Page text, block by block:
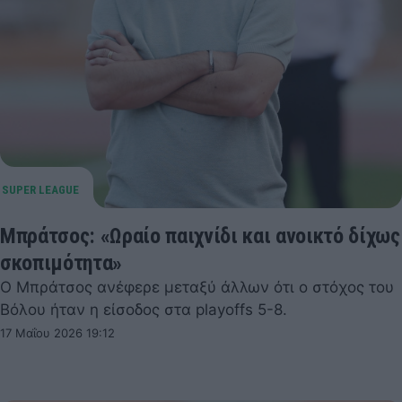
Μπράτσος: «Ωραίο παιχνίδι και ανοικτό δίχως
σκοπιμότητα»
Ο Μπράτσος ανέφερε μεταξύ άλλων ότι ο στόχος του
Βόλου ήταν η είσοδος στα playoffs 5-8.
17 Μαΐου 2026 19:12